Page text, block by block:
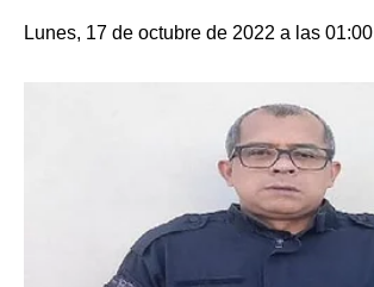
Lunes, 17 de octubre de 2022 a las 01:00